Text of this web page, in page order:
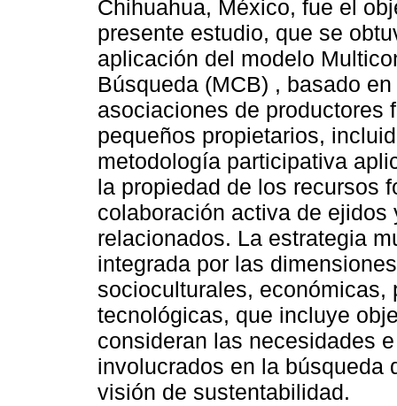
Chihuahua, México, fue el
presente estudio, que se
aplicación del modelo
Búsqueda (MCB) , basado
asociaciones de productores
pequeños propietarios,
metodología participativa
la propiedad de los recursos
colaboración activa de
relacionados. La estrategia
integrada por las
socioculturales,
tecnológicas, que incluye
consideran las necesidades
involucrados en la búsqueda
visión de sustentabilidad.